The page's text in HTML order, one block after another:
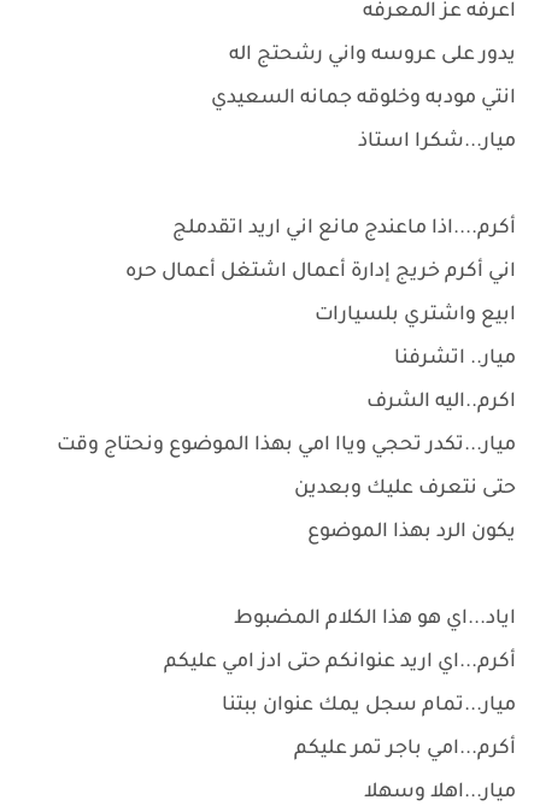
اعرفه عز المعرفه
يدور على عروسه واني رشحتج اله
انتي مودبه وخلوقه جمانه السعيدي
ميار...شكرا استاذ
أكرم....اذا ماعندج مانع اني اريد اتقدملج
اني أكرم خريج إدارة أعمال اشتغل أعمال حره
ابيع واشتري بلسيارات
ميار.. اتشرفنا
اكرم..اليه الشرف
ميار...تكدر تحجي وياا امي بهذا الموضوع ونحتاج وقت
حتى نتعرف عليك وبعدين
يكون الرد بهذا الموضوع
اياد...اي هو هذا الكلام المضبوط
أكرم...اي اريد عنوانكم حتى ادز امي عليكم
ميار...تمام سجل يمك عنوان ببتنا
أكرم...امي باجر تمر عليكم
ميار...اهلا وسهلا